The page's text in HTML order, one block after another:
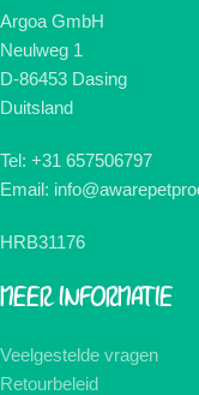
Argoa GmbH
Neulweg 1
D-86453 Dasing
Duitsland
Tel: +31 657506797
Email:
HRB31176
MEER INFORMATIE
Veelgestelde vragen
Retourbeleid